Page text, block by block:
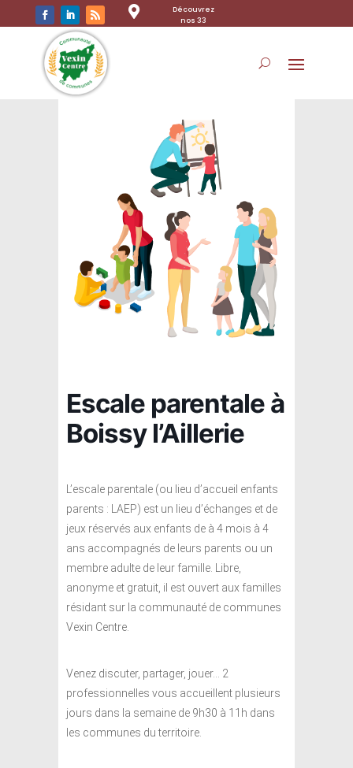

Découvrez
nos 33
Escale parentale à
Boissy l’Aillerie
L’escale parentale (ou lieu d’accueil enfants
parents : LAEP) est un lieu d’échanges et de
jeux réservés aux enfants de à 4 mois à 4
ans accompagnés de leurs parents ou un
membre adulte de leur famille. Libre,
anonyme et gratuit, il est ouvert aux familles
résidant sur la communauté de communes
Vexin Centre.
Venez discuter, partager, jouer… 2
professionnelles vous accueillent plusieurs
jours dans la semaine de 9h30 à 11h dans
les communes du territoire.